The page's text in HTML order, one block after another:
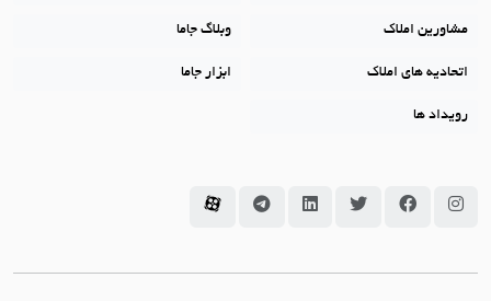
مشاورین املاک وبلاگ جاما
اتحادیه های املاک ابزار جاما
رویداد ها
سامانه جاما در اینستاگرام
سامانه جاما در فیسبوک
سامانه جاما در توئیتر
سامانه جاما در لینکداین
سامانه جاما در تلگرام
سامانه جاما در آپارات